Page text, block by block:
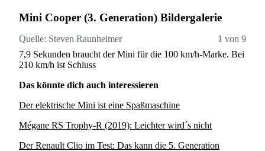
Mini Cooper (3. Generation) Bildergalerie
Quelle: Steven Raunheimer
1 von 9
7,9 Sekunden braucht der Mini für die 100 km/h-Marke. Bei
210 km/h ist Schluss
Das könnte dich auch interessieren
Der elektrische Mini ist eine Spaßmaschine
Mégane RS Trophy-R (2019): Leichter wird´s nicht
Der Renault Clio im Test: Das kann die 5. Generation